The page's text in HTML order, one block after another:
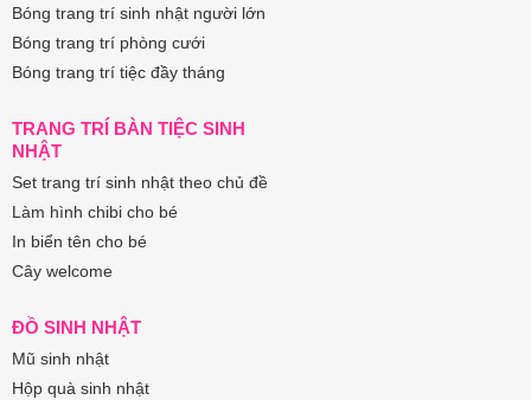
Bóng trang trí sinh nhật người lớn
Bóng trang trí phòng cưới
Bóng trang trí tiệc đầy tháng
TRANG TRÍ BÀN TIỆC SINH
NHẬT
Set trang trí sinh nhật theo chủ đề
Làm hình chibi cho bé
In biển tên cho bé
Cây welcome
ĐỒ SINH NHẬT
Mũ sinh nhật
Hộp quà sinh nhật